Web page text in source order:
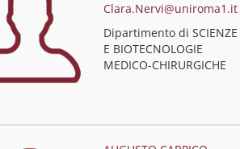
Clara.Nervi@uniroma1.it
Dipartimento di SCIENZE
E BIOTECNOLOGIE
MEDICO-CHIRURGICHE